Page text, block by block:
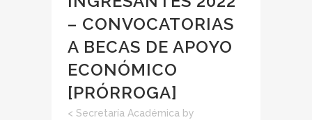
– CONVOCATORIAS
A BECAS DE APOYO
ECONÓMICO
[PRÓRROGA]
< Secretaría Académica by